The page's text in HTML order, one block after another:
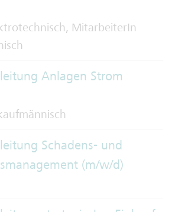
MitarbeiterIn
Anlagen Strom
Schadens- und
(m/w/d)